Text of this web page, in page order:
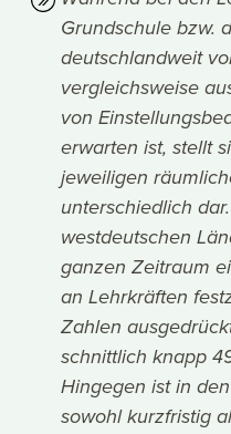
Grundschule bzw.
deutschlandweit
vergleichsweise
von
erwarten ist, stellt
jeweiligen
unterschiedlich
westdeutschen
ganzen Zeitraum
an Lehrkräften
Zahlen
schnittlich knapp
Hingegen ist in
sowohl kurzfristig